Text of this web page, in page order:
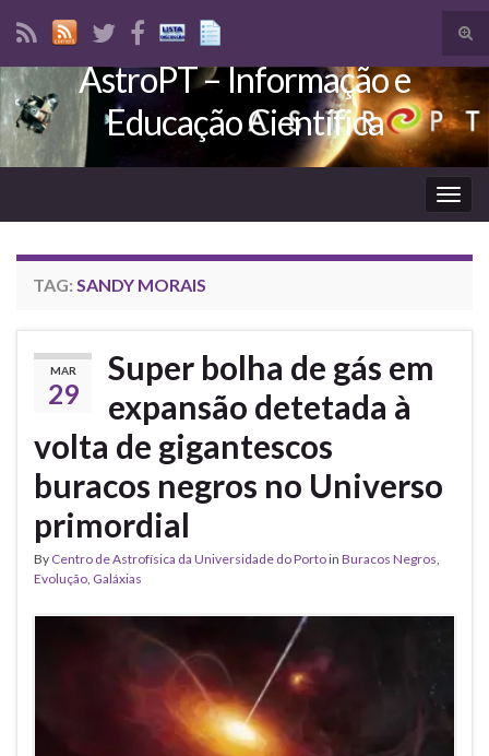
Search for:
AstroPT – Informação e
Educação Científica
TAG: SANDY MORAIS
MAR
29
Super bolha de gás em
expansão detetada à
volta de gigantescos
buracos negros no Universo
primordial
By Centro de Astrofísica da Universidade do Portoin Buracos Negros,
Evolução, Galáxias